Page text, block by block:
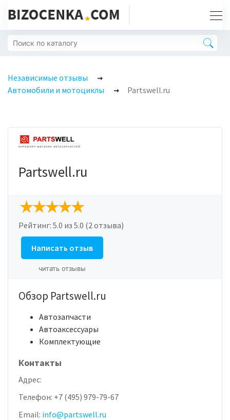
Независимые отзывы
Автомобили и мотоциклы
Partswell.ru
Partswell.ru
Рейтинг: 5.0 из 5.0 (2 отзыва)
Написать отзыв
читать отзывы
Обзор Partswell.ru
Автозапчасти
Автоаксессуары
Комплектующие
Контакты
Адрес:
Телефон: +7 (495) 979-79-67
Email: info@partswell.ru